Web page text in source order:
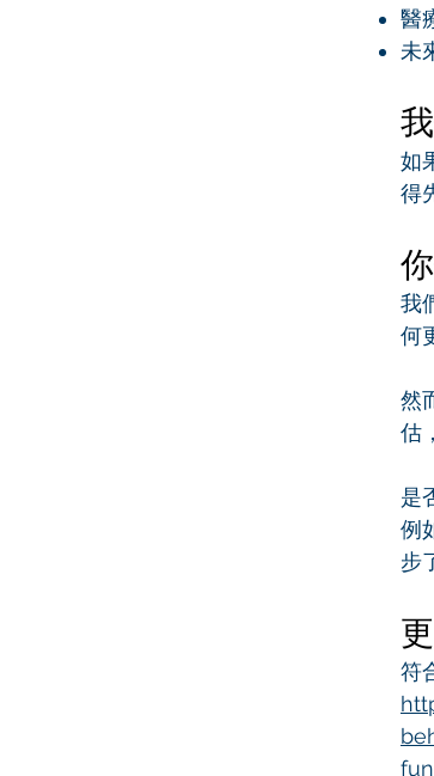
醫
未
如
得
我
何
然
估
是
例
步
符